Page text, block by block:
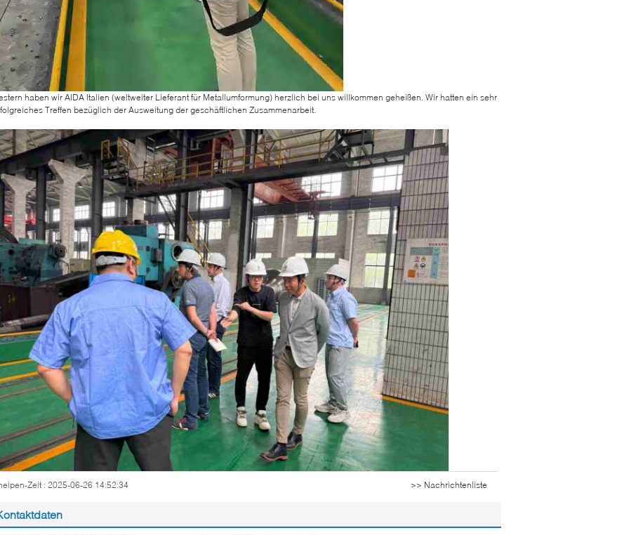
haben wir AIDA Italien (weltweiter Lieferant für Metallumformung) herzlich bei uns willkommen geheißen. Wir hatten ein sehr
Treffen bezüglich der Ausweitung der geschäftlichen Zusammenarbeit.
Zeit : 2025-06-26 14:52:34 >> Nachrichtenliste